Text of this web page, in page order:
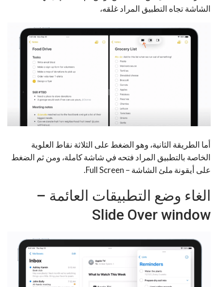
الشاشة تجاه التطبيق المراد غلقه،
أما الطريقة الثانية، وهو الضغط على الثلاثة نقاط العلوية
الخاصة بالتطبيق المراد فتحه في شاشة كاملة، ومن ثم الضغط
على أيقونة ملئ الشاشة – Full Screen.
الغاء وضع التطبيقات العائمة –
Slide Over window